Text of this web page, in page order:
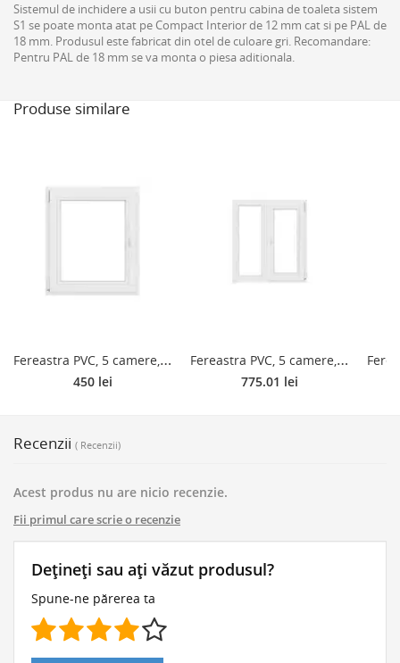
Sistemul de inchidere a usii cu buton pentru cabina de toaleta sistem
S1 se poate monta atat pe Compact Interior de 12 mm cat si pe PAL de
18 mm. Produsul este fabricat din otel de culoare gri. Recomandare:
Pentru PAL de 18 mm se va monta o piesa aditionala.
Produse similare
F
ereastra PVC, 5 camere, deschidere oscilobatanta, stanga, alb, 80 x 100 cm
450 lei
F
ereastra PVC, 5 camere, deschidere oscilobatant, dreapta, alb, 140 x 120 cm
775.01 lei
Recenzii ( Recenzii)
Acest produs nu are nicio recenzie.
Fii primul care scrie o recenzie
Dețineți sau ați văzut produsul?
Spune-ne părerea ta